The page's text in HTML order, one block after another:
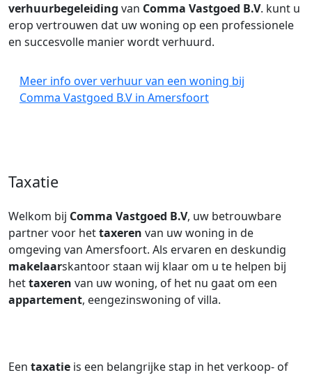
verhuurbegeleiding van Comma Vastgoed B.V. kunt u
erop vertrouwen dat uw woning op een professionele
en succesvolle manier wordt verhuurd.
Meer info over verhuur van een woning bij
Comma Vastgoed B.V in Amersfoort
Taxatie
Welkom bij Comma Vastgoed B.V, uw betrouwbare
partner voor hettaxeren van uw woning in de
omgeving van Amersfoort. Als ervaren en deskundig
makelaarskantoor staan wij klaar om u te helpen bij
hettaxeren van uw woning, of het nu gaat om een
appartement, eengezinswoning of villa.
Een taxatie is een belangrijke stap in het verkoop- of